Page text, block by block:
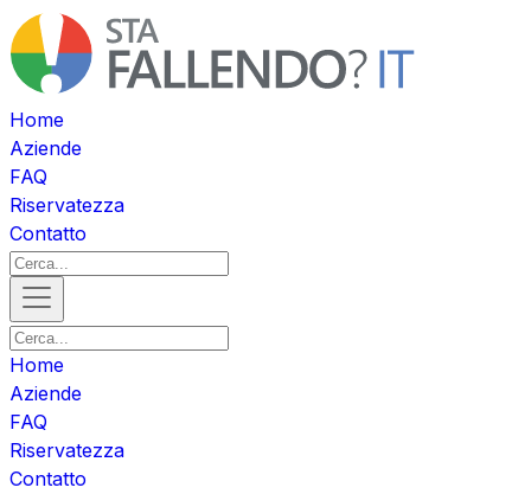
Home
Aziende
FAQ
Riservatezza
Contatto
Home
Aziende
FAQ
Riservatezza
Contatto